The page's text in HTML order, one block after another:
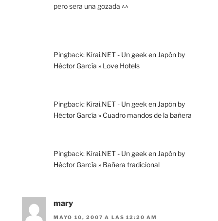
pero sera una gozada ^^
Pingback: Kirai.NET - Un geek en Japón by
Héctor García » Love Hotels
Pingback: Kirai.NET - Un geek en Japón by
Héctor García » Cuadro mandos de la bañera
Pingback: Kirai.NET - Un geek en Japón by
Héctor García » Bañera tradicional
mary
MAYO 10, 2007 A LAS 12:20 AM